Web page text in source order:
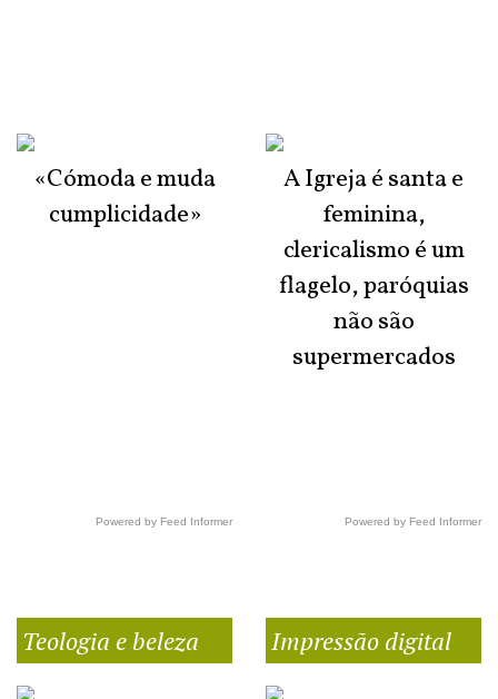
«Cómoda e muda
cumplicidade»
Powered by Feed Informer
A Igreja é santa e
feminina,
clericalismo é um
flagelo, paróquias
não são
supermercados
Powered by Feed Informer
Teologia e beleza Impressão digital